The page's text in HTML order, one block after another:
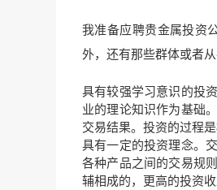
我准备应聘贵金属投资
外，还有那些群体或者
具有较强学习意识的投
业的理论知识作为基础
交易结果。投资的过程
具有一定的投资理念。
各种产品之间的交易规
辅相成的，更高的投资